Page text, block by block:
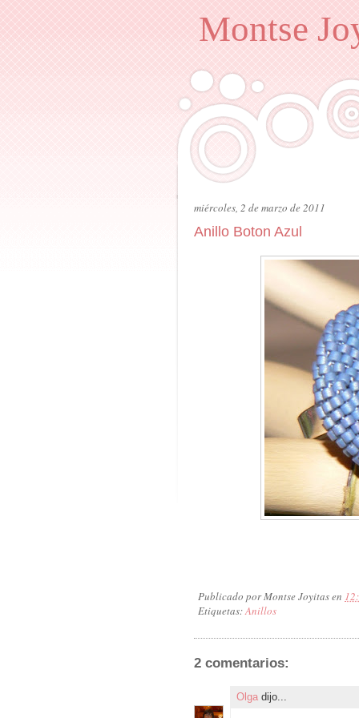
Montse
miércoles, 2 de marzo de 2011
Anillo Boton Azul
Publicado porMontse Joyitasen
Etiquetas:Anillos
2 comentarios:
Olga dijo...